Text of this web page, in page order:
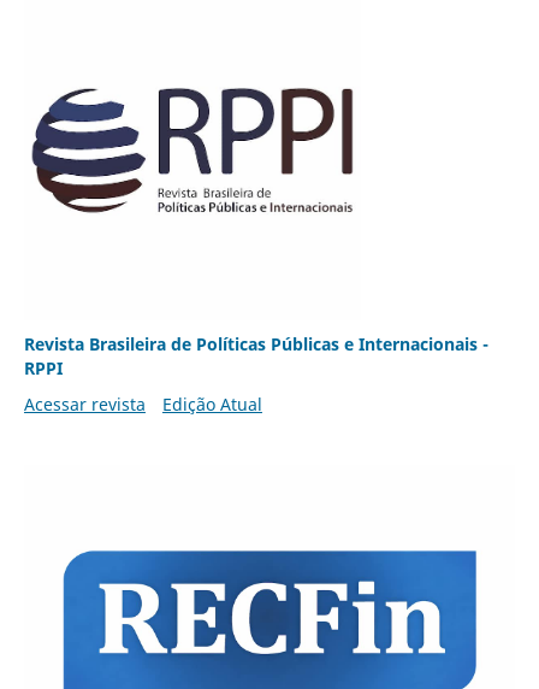
Revista Brasileira de Políticas Públicas e Internacionais -
RPPI
Acessar revista
Edição Atual